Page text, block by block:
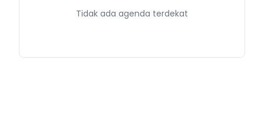
Tidak ada agenda terdekat